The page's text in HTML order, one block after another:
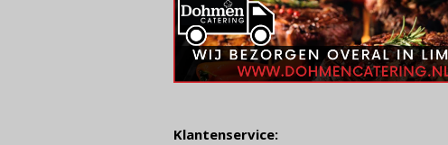
Klantenservice: